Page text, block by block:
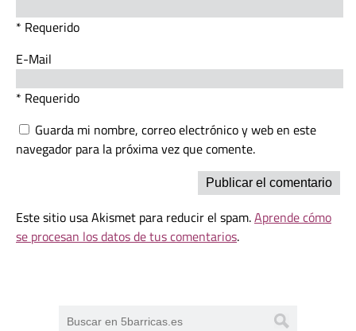
* Requerido
E-Mail
* Requerido
Guarda mi nombre, correo electrónico y web en este
navegador para la próxima vez que comente.
Este sitio usa Akismet para reducir el spam.Aprende cómo
se procesan los datos de tus comentarios.